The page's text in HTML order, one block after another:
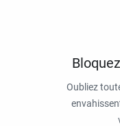
Oubliez